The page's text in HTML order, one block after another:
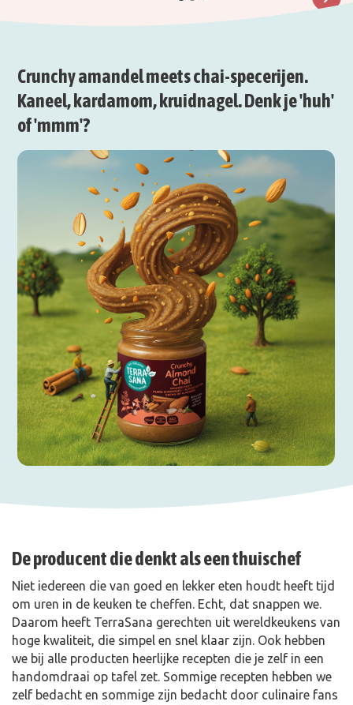
Crunchy amandel meets chai-specerijen.
Kaneel, kardamom, kruidnagel. Denk je 'huh'
of 'mmm'?
De producent die denkt als eenthuischef
Niet iedereen die van goed en lekker eten houdt heeft tijd
om uren in de keuken te cheffen. Echt, dat snappen we.
Daarom heeft TerraSana gerechten uit wereldkeukens van
hoge kwaliteit, die simpel en snel klaar zijn. Ook hebben
we bij alle producten heerlijke recepten die je zelf in een
handomdraai op tafel zet. Sommige recepten hebben we
zelf bedacht en sommige zijn bedacht door culinaire fans